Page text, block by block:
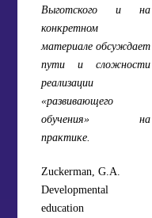
Выготского и на
конкретном
материале обсуждает
пути и сложности
реализации
«развивающего
обучения» на
практике.
Zuckerman, G.A.
Developmental
education